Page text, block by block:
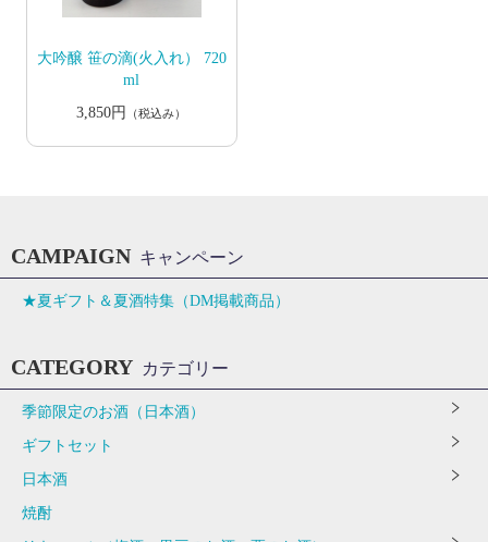
大吟醸 笹の滴(火入れ） 720
ml
3,850円
（税込み）
CAMPAIGN キャンペーン
★夏ギフト＆夏酒特集（DM掲載商品）
CATEGORY カテゴリー
季節限定のお酒（日本酒）
ギフトセット
日本酒
焼酎